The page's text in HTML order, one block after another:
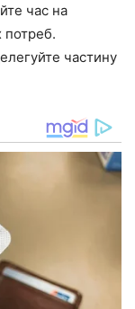
час на
потреб.
частину